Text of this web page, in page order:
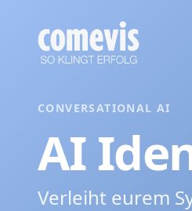
AI Ident entwickelt die
AI Ident: Brand Identity for
AI Ident by comevis: give your
CONVERSATIONAL AI
AI
Verleiht eurem